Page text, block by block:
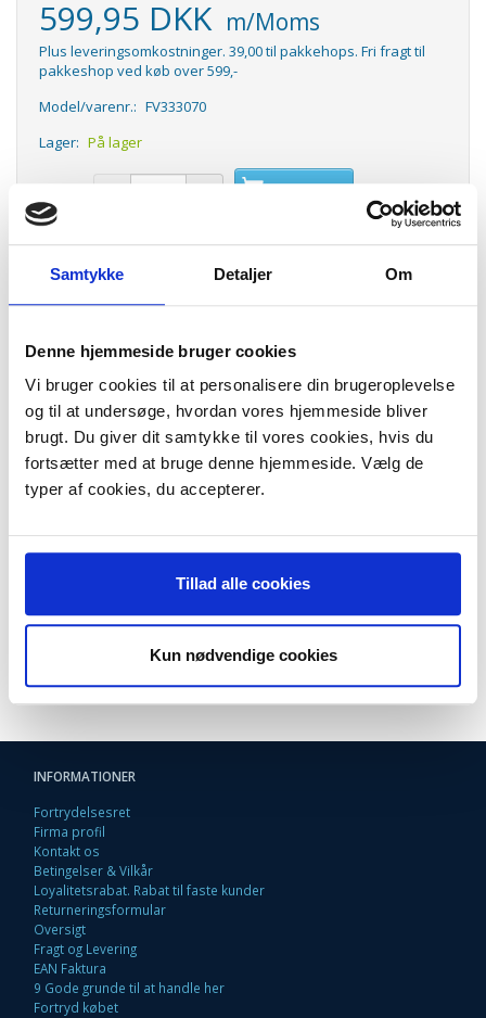
Samtykke Detaljer Om
Denne hjemmeside bruger cookies
Vi bruger cookies til at personalisere din brugeroplevelse
og til at undersøge, hvordan vores hjemmeside bliver
brugt. Du giver dit samtykke til vores cookies, hvis du
fortsætter med at bruge denne hjemmeside. Vælg de
typer af cookies, du accepterer.
Tillad alle cookies
Kun nødvendige cookies
599,95 DKK m/Moms
Plus leveringsomkostninger. 39,00 til pakkehops. Fri fragt til
pakkeshop ved køb over 599,-
Model/varenr.: FV333070
Lager: På lager
zone teknologi. Tefal FR333070 har nedsænket varmelegeme, hvilkte
Varebeskrivelse:
Med Easy Pro kan du friturestege op til 1,2 kg lækre pommes
frites, nøjagtig som en professionel.
Den har et nedsænket varmeelement for et hurtigt og perfekt
resultat.
Emaljeskålen kan tages af, så den er meget nem at bruge og
Easy Pro frituregryden kan skilles helt ad og elementerne
opvaskemaskine.
Du kan indstille temperaturen fra 150°C til 190°C og overvåge
friturestegningen takket være vinduet i låget.
Låget kan være sat på under friturestegningen og er udstyret
med et fast metalfilter.
INFORMATIONER
Fortrydelsesret
Firma profil
Kontakt os
Betingelser & Vilkår
Loyalitetsrabat. Rabat til faste kunder
Returneringsformular
Oversigt
Fragt og Levering
EAN Faktura
9 Gode grunde til at handle her
Fortryd købet